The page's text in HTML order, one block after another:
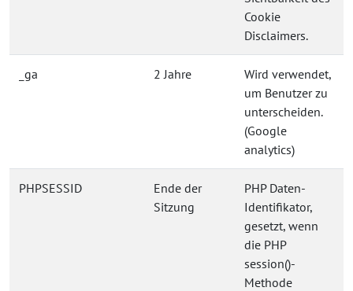
Cookie
Disclaimers.
_ga 2 Jahre
Wird verwendet,
um Benutzer zu
unterscheiden.
(Google
analytics)
PHPSESSID
Ende der
Sitzung
PHP Daten-
Identifikator,
gesetzt, wenn
die PHP
session()-
Methode